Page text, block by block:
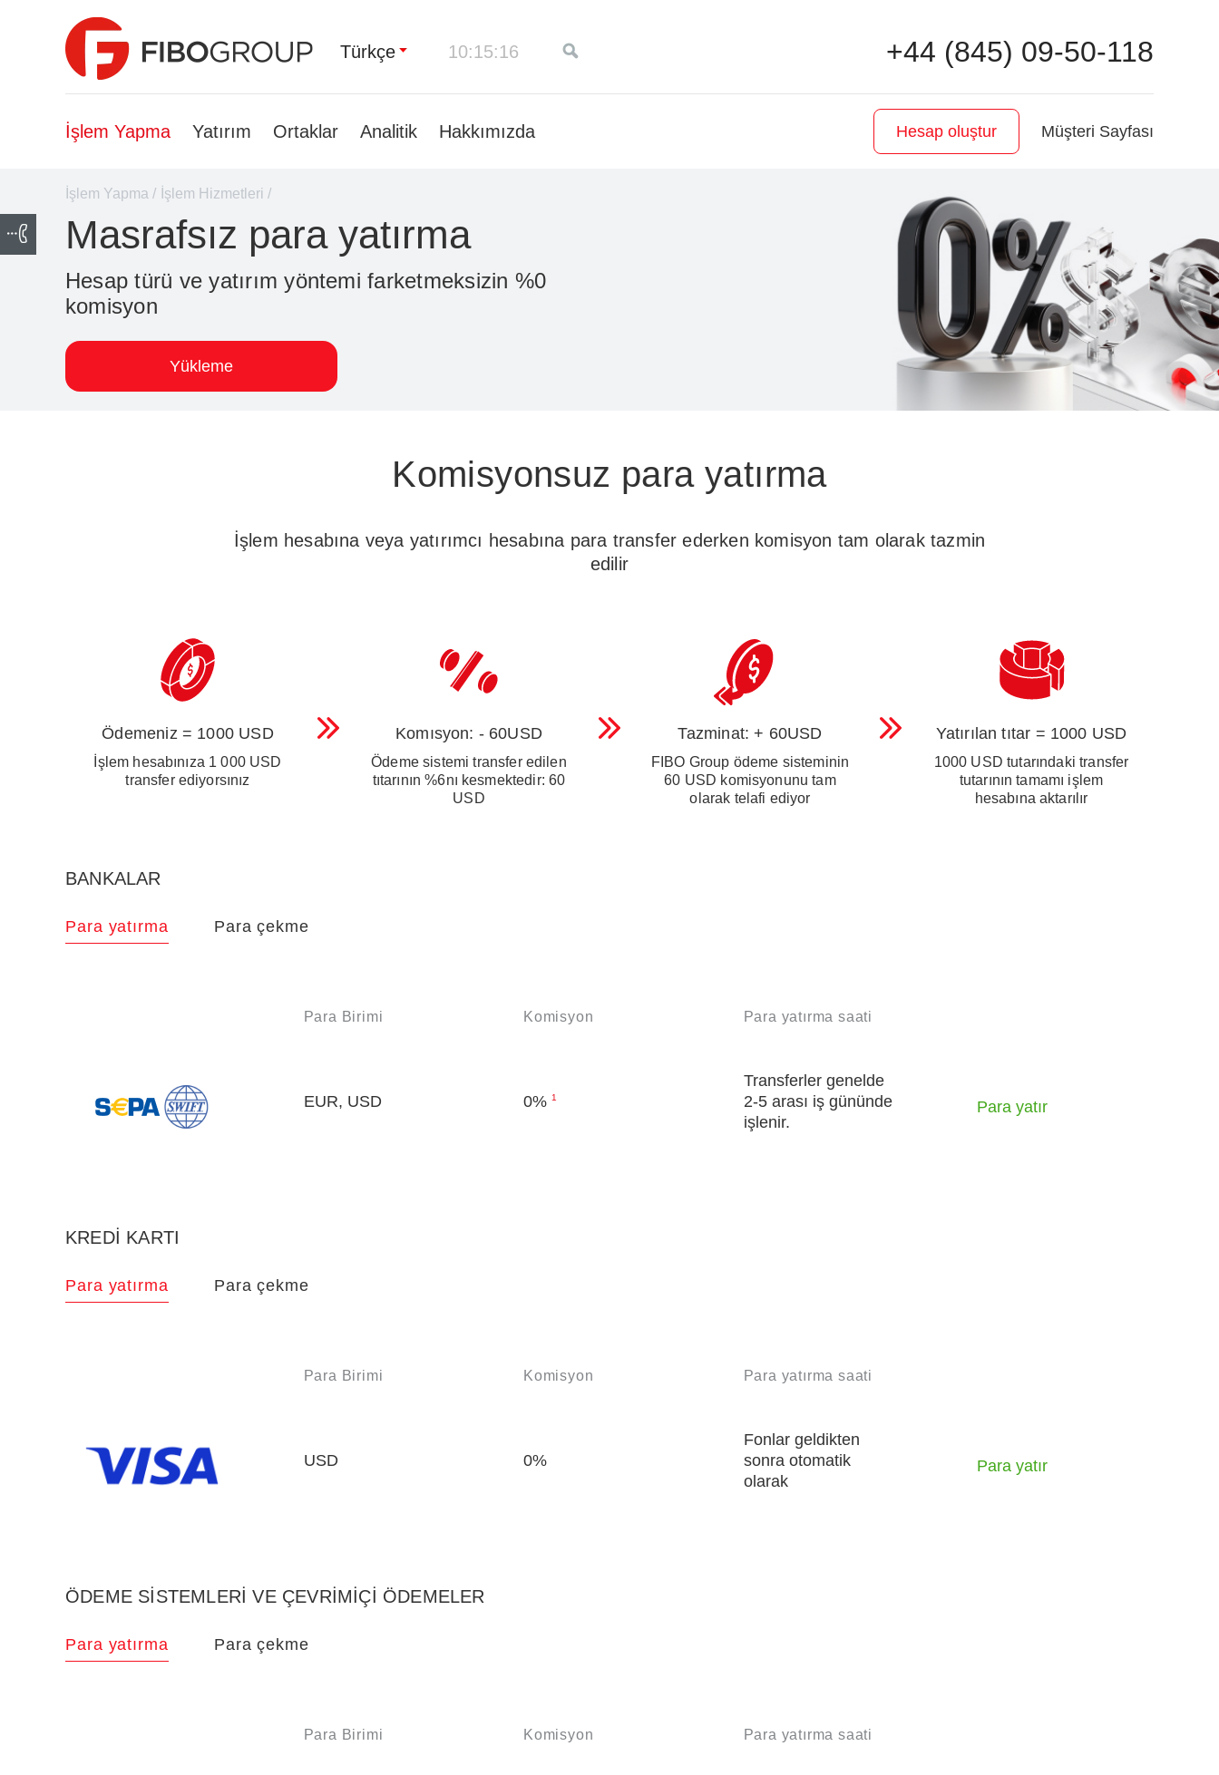
Türkçe 10:15:16 +44 (845) 09-50-118
İşlem Yapma Yatırım Ortaklar Analitik Hakkımızda Hesap oluştur Müşteri Sayfası
İşlem Yapma / İşlem Hizmetleri /
Masrafsız para yatırma
Hesap türü ve yatırım yöntemi farketmeksizin %0
komisyon
Yükleme
Komisyonsuz para yatırma
İşlem hesabına veya yatırımcı hesabına para transfer ederken komisyon tam olarak tazmin
edilir
Ödemeniz = 1000 USD
İşlem hesabınıza 1 000 USD
transfer ediyorsınız
Komısyon: - 60USD
Ödeme sistemi transfer edilen
tıtarının %6nı kesmektedir: 60
USD
Tazminat: + 60USD
FIBO Group ödeme sisteminin
60 USD komisyonunu tam
olarak telafi ediyor
Yatırılan tıtar = 1000 USD
1000 USD tutarındaki transfer
tutarının tamamı işlem
hesabına aktarılır
BANKALAR
Para yatırma Para çekme
Para Birimi Komisyon Para yatırma saati
EUR, USD 0% 1
Transferler genelde
2-5 arası iş gününde
işlenir.
Para yatır
KREDİ KARTI
Para yatırma Para çekme
Para Birimi Komisyon Para yatırma saati
USD 0%
Fonlar geldikten
sonra otomatik
olarak
Para yatır
ÖDEME SİSTEMLERİ VE ÇEVRİMİÇİ ÖDEMELER
Para yatırma Para çekme
Para Birimi Komisyon Para yatırma saati